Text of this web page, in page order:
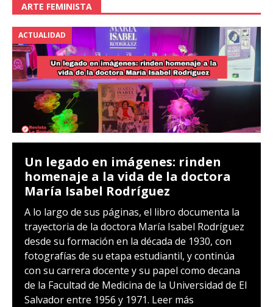
ARTE FEMINISTA
ACTUALIDAD
Un legado en imágenes: rinden
homenaje a la vida de la doctora
María Isabel Rodríguez
A lo largo de sus páginas, el libro documenta la
trayectoria de la doctora María Isabel Rodríguez
desde su formación en la década de 1930, con
fotografías de su etapa estudiantil, y continúa
con su carrera docente y su papel como decana
de la Facultad de Medicina de la Universidad de El
Salvador entre 1956 y 1971. Leer más